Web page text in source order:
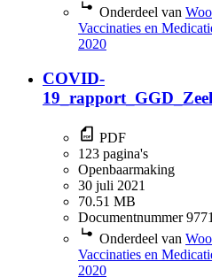
Onderdeel van
Vaccinaties en
2020
COVID-
PDF
123 pagina's
Openbaarmaking
30 juli 2021
70.51 MB
Documentnummer
Onderdeel van
Vaccinaties en
2020